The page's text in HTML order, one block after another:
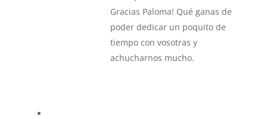
Gracias Paloma! Qué ganas de
poder dedicar un poquito de
tiempo con vosotras y
achucharnos mucho.